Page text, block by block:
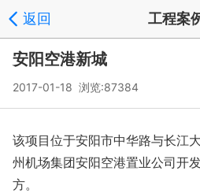
返回 工程案
安阳空港新城
2017-01-18 浏览:87384
该项目位于安阳市中华路与长江
州机场集团安阳空港置业公司开
方。